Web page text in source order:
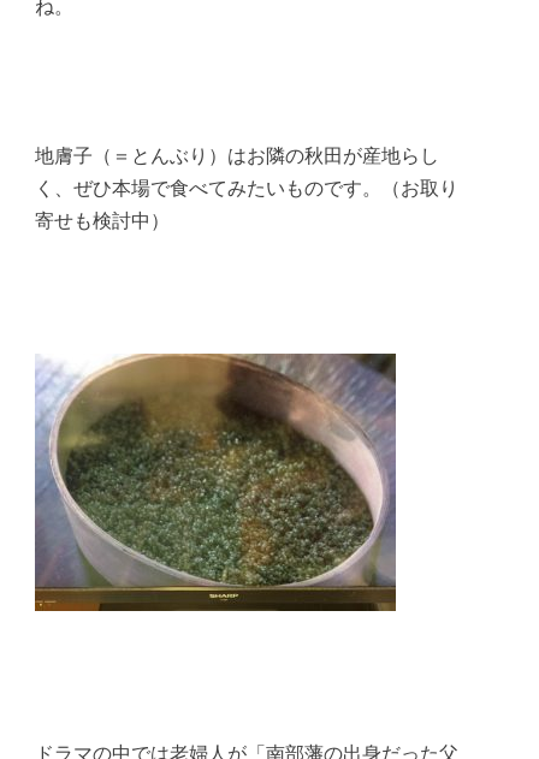
ね。
地膚子（＝とんぶり）はお隣の秋田が産地らし
く、ぜひ本場で食べてみたいものです。（お取り
寄せも検討中）
ドラマの中では老婦人が「南部藩の出身だった父